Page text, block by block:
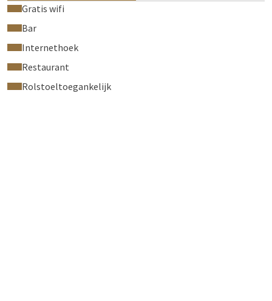
Gratis wifi
Bar
Internethoek
Restaurant
Rolstoeltoegankelijk